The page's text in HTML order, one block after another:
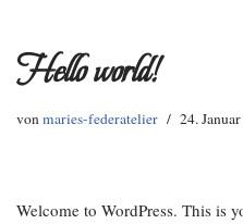
Hello world!
vonmaries-federatelier 24.
Welcome to WordPress. This is